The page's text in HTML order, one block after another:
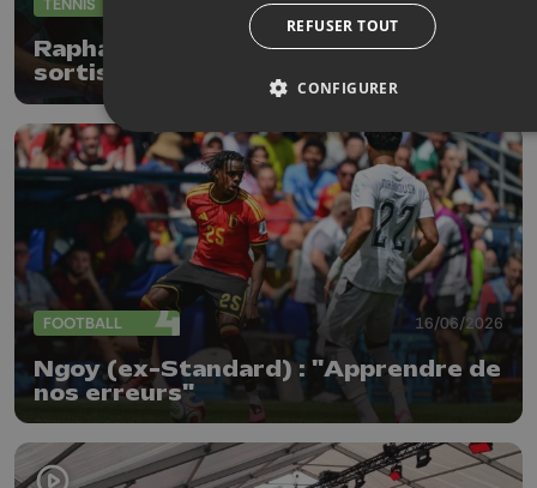
Raphaël Collignon et David Goffin
sortis d'entrée
FOOTBALL 16/06/2026
Ngoy (ex-Standard) : "Apprendre de
nos erreurs"
REFUSER TOUT
CONFIGURER